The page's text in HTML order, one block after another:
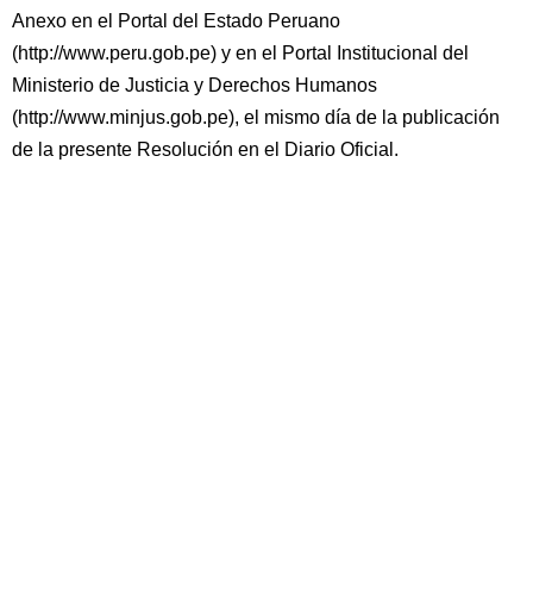
Anexo en el Portal del Estado Peruano
(http://www.peru.gob.pe) y en el Portal Institucional del
Ministerio de Justicia y Derechos Humanos
(http://www.minjus.gob.pe), el mismo día de la publicación
de la presente Resolución en el Diario Oficial.